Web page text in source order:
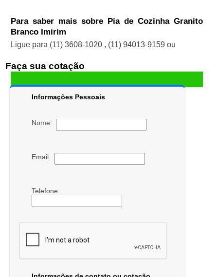
Para saber mais sobre Pia de Cozinha Granito
Branco Imirim
Ligue para (11) 3608-1020 , (11) 94013-9159 ou
Faça sua cotação
Informações Pessoais
Nome:
Email:
Telefone: